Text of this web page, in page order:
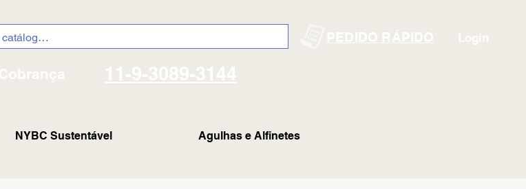
PEDIDO RÁPIDO Login
11-9-3089-3144
NYBC Sustentável Agulhas e Alfinetes